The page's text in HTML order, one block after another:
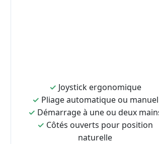
✓ Joystick ergonomique
✓ Pliage automatique ou manuel
✓ Démarrage à une ou deux
✓ Côtés ouverts pour position
naturelle